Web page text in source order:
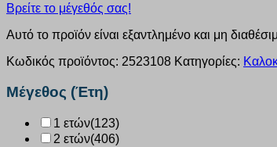
Βρείτε το μέγεθός σας!
Αυτό το προϊόν είναι εξαντλημένο και μη
Κωδικός προϊόντος: 2523108 Κατηγορίες:
Μέγεθος (Έτη)
1 ετών(123)
2 ετών(406)